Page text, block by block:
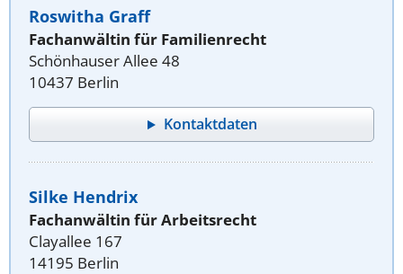
Roswitha Graff
Fachanwältin für Familienrecht
Schönhauser Allee 48
10437 Berlin
Kontaktdaten
Silke Hendrix
Fachanwältin für Arbeitsrecht
Clayallee 167
14195 Berlin